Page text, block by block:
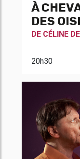
À
DES
DE CÉLINE
20h30